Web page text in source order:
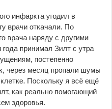
инфаркта угодил в
врачи откачали. По
врача наряду с другими
года принимал Зилт с утра
постепенно
через месяц пропали шумы
Поскольку я всё ещё
как реально помогающий
здоровья.